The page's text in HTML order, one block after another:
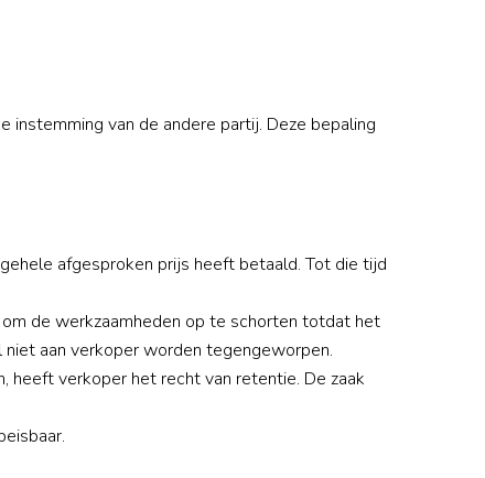
van de andere partij. Deze bepaling
afgesproken prijs heeft betaald. Tot die tijd
de werkzaamheden op te schorten totdat het
niet aan verkoper worden tegengeworpen.
heeft verkoper het recht van retentie. De zaak